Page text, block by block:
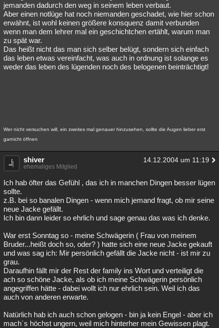
jemanden dadurch den weg in seinem leben verbaut.
Aber einen notlüge hat noch niemanden geschadet, wie hier schon
erwähnt, ist wohl keinen größere konsquenz damit verbunden
wenn man dem lehrer mal ein geschichtchen ertählt, warum man
zu spät war.
Das heißt nicht das man sich selber belügt, sondern sich einfach
das leben etwas vereinfacht, was auch in ordnung ist solange es
weder das leben des lügenden noch des belogenen beinträchtigt!
Wer nicht versuchen will, ein zweites mal genauer hinzusehen, sollte die Augen lieber erst
garnicht öffnen
shiver 14.12.2004 um 11:19
ehemaliges Mitglied
Ich hab öfter das Gefühl , das ich in manchen Dingen besser lügen
sollte.
z.B. bei so banalen Dingen - wenn mich jemand fragt, ob mir seine
neue Jacke gefällt.
Ich bin dann leider so ehrlich und sage genau das was ich denke.
War erst Sonntag so - meine Schwägerin ( Frau von meinem
Bruder...heißt doch so, oder? ) hatte sich eine neue Jacke gekauft
und was sag ich: Mir persönlich gefällt die Jacke nicht - ist mir zu
grau.
Daraufhin fällt mir der Rest der family ins Wort und verteiligt die
ach so schöne Jacke, als ob ich meine Schwägerin persönlich
angegriffen hätte - dabei wollt ich nur ehrlich sein. Weil ich das
auch von anderen erwarte.
Natürlich hab ich auch schon gelogen - bin ja kein Engel - aber ich
mach´s höchst ungern, weil mich hinterher mein Gewissen plagt.